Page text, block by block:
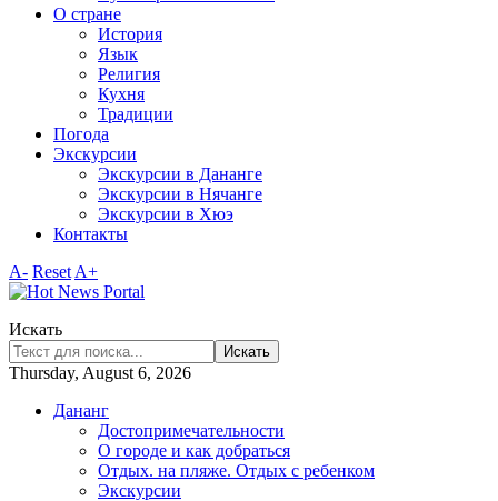
О стране
История
Язык
Религия
Кухня
Традиции
Погода
Экскурсии
Экскурсии в Дананге
Экскурсии в Нячанге
Экскурсии в Хюэ
Контакты
A- Reset A+
Искать
Искать
Thursday, August 6, 2026
Дананг
Достопримечательности
О городе и как добраться
Отдых. на пляже. Отдых с ребенком
Экскурсии